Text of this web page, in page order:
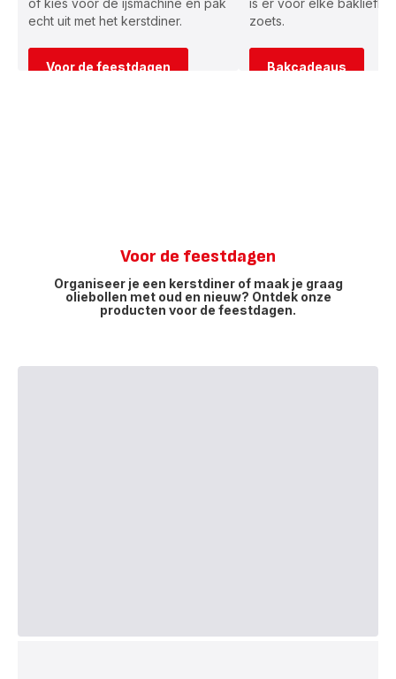
of kies voor de ijsmachine en pak
echt uit met het kerstdiner.
Voor de feestdagen
is er voor elke
zoets.
Bakcadeaus
Voor de feestdagen
Organiseer je een kerstdiner of maak je graag
oliebollen met oud en nieuw? Ontdek onze
producten voor de feestdagen.